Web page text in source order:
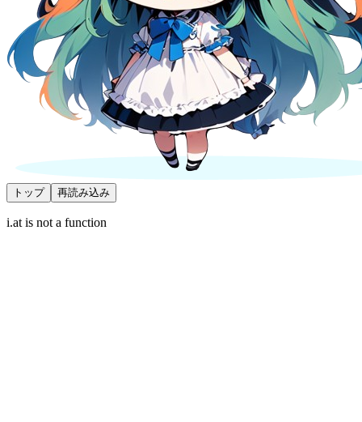
トップ 再読み込み
i.at is not a function